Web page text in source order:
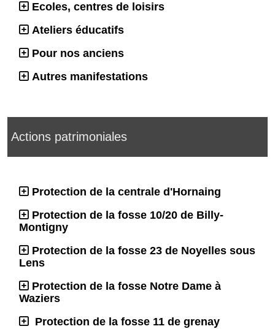
Ecoles, centres de loisirs
Ateliers éducatifs
Pour nos anciens
Autres manifestations
Actions patrimoniales
Protection de la centrale d'Hornaing
Protection de la fosse 10/20 de Billy-
Montigny
Protection de la fosse 23 de Noyelles sous
Lens
Protection de la fosse Notre Dame à
Waziers
Protection de la fosse 11 de grenay